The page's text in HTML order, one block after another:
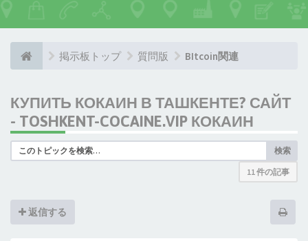
掲示板トップ 質問版 BItcoin関連
КУПИТЬ КОКАИН В ТАШКЕНТЕ? САЙТ
- TOSHKENT-COCAINE.VIP КОКАИН
検索
11 件の記事
返信する